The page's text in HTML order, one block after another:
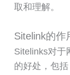
取和理解。
Sitelink的作
Sitelinks对于
的好处，包括